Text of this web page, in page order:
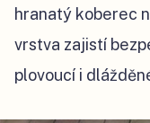
hranatý koberec
vrstva zajistí
plovoucí i